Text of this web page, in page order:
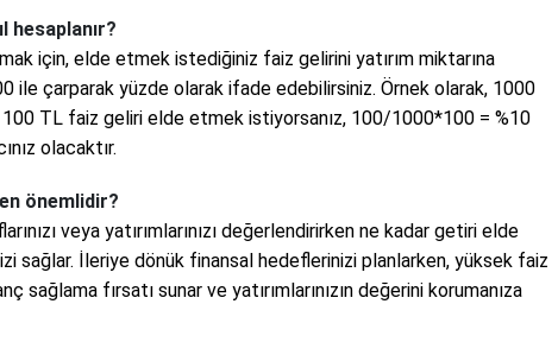
hesaplanır?
için, elde etmek istediğiniz faiz gelirini yatırım miktarına
ile çarparak yüzde olarak ifade edebilirsiniz. Örnek olarak, 1000
100 TL faiz geliri elde etmek istiyorsanız, 100/1000*100 = %10
olacaktır.
önemlidir?
veya yatırımlarınızı değerlendirirken ne kadar getiri elde
sağlar. İleriye dönük finansal hedeflerinizi planlarken, yüksek faiz
sağlama fırsatı sunar ve yatırımlarınızın değerini korumanıza